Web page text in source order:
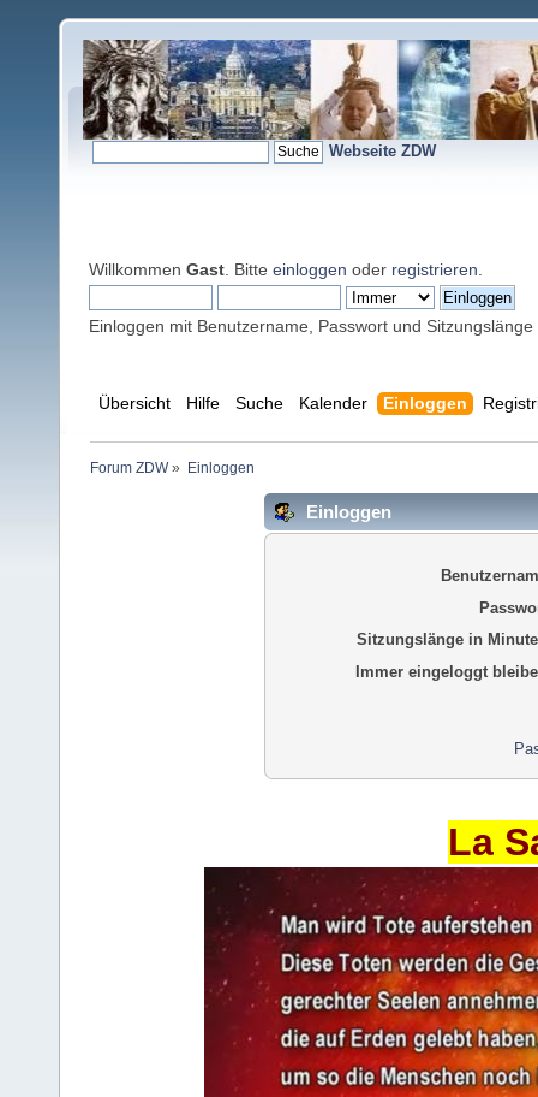
Webseite ZDW
Willkommen Gast . Bitte einloggen oder registrieren
Einloggen mit Benutzername, Passwort und Sitzungslänge
Übersicht Hilfe Suche Kalender Einloggen
Forum ZDW» Einloggen
Einloggen
Sitzungslänge in
Immer eingeloggt
La